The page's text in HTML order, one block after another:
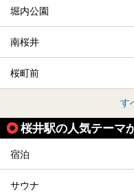
堀内公園
南桜井
桜町前
す
桜井駅の人気テーマ
宿泊
サウナ